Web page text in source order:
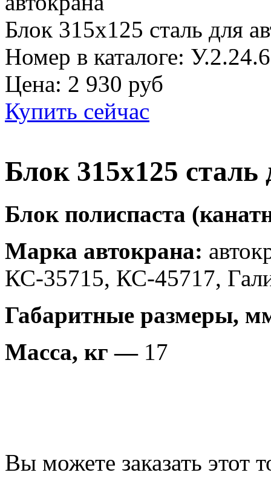
Блок 315х125 сталь для
Номер в каталоге:
Цена: 2 930 руб
Купить сейчас
Блок 315х125 сталь
Блок полиспаста
Марка автокрана:
КС-35715, КС-45717,
Габаритные размеры,
Масса, кг —17
Вы можете заказать этот